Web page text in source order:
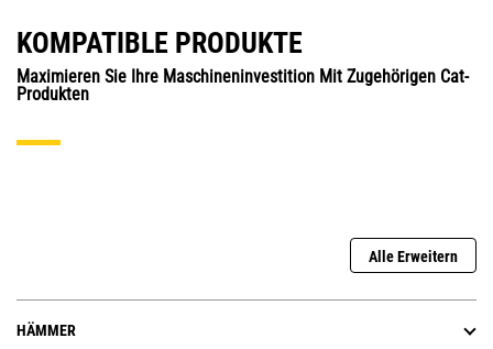
KOMPATIBLE PRODUKTE
Maximieren Sie Ihre Maschineninvestition Mit Zugehörigen Cat-
Produkten
Alle Erweitern
HÄMMER